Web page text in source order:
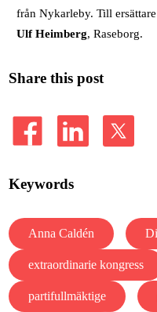
från Nykarleby. Till
Ulf Heimberg, Raseborg.
Share this post
Keywords
Anna Caldén
extraordinarie kongress
partifullmäktige